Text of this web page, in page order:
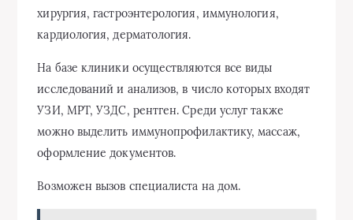
хирургия, гастроэнтерология, иммунология,
кардиология, дерматология.
На базе клиники осуществляются все виды
исследований и анализов, в число которых входят
УЗИ, МРТ, УЗДС, рентген. Среди услуг также
можно выделить иммунопрофилактику, массаж,
оформление документов.
Возможен вызов специалиста на дом.